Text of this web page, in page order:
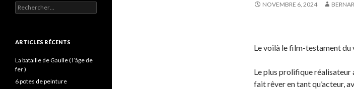
NOVEMBRE 6, 2024
Le voilà le film-testament du
Le plus prolifique réalisateur
fait rêver en tant qu’acteur,
Rechercher :
ARTICLES RÉCENTS
La bataille de Gaulle ( l’âge de
fer )
6 potes de peinture